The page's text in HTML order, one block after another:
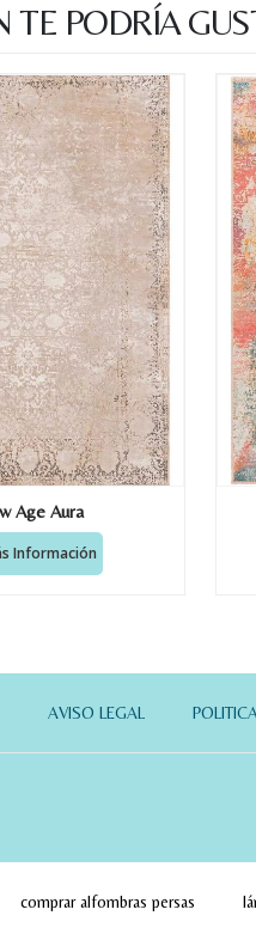
TE PODRÍA
Age Aura
Información
AVISO LEGAL
comprar alfombras persas